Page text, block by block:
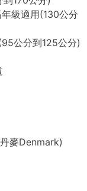
年級適用(130公分
公分到125公分)
麥Denmark)